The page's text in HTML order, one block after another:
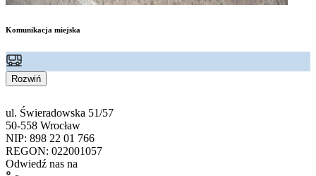
Komunikacja miejska
Rozwiń
ul. Świeradowska 51/57
50-558 Wrocław
NIP: 898 22 01 766
REGON: 022001057
Odwiedź nas na